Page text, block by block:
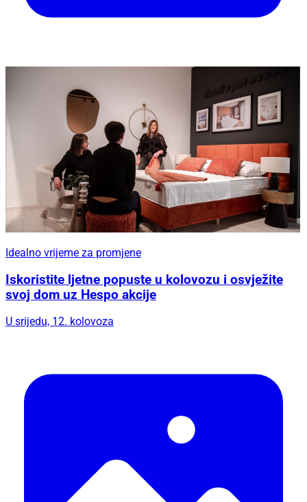
Idealno vrijeme za promjene
Iskoristite ljetne popuste u kolovozu i osvježite
svoj dom uz Hespo akcije
U srijedu, 12. kolovoza